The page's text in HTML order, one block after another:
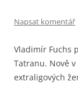
Napsat komentář
Vladimír Fuchs
Tatranu. Nově
extraligových